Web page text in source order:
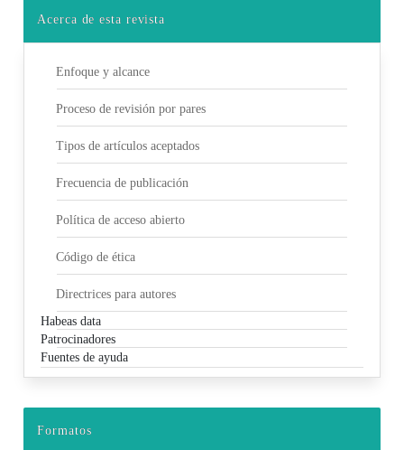
Acerca de esta revista
Enfoque y alcance
Proceso de revisión por pares
Tipos de artículos aceptados
Frecuencia de publicación
Política de acceso abierto
Código de ética
Directrices para autores
Habeas data
Patrocinadores
Fuentes de ayuda
Formatos